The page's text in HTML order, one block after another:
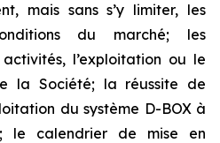
mais sans s’y limiter, les
du marché; les
l’exploitation ou le
la Société; la réussite de
du système D-BOX à
le calendrier de mise en